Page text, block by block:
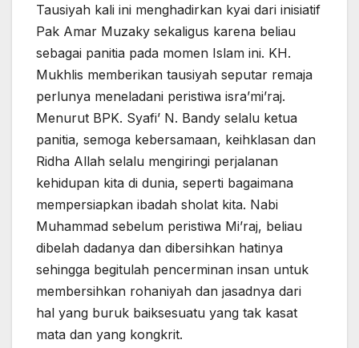
Tausiyah kali ini menghadirkan kyai dari inisiatif
Pak Amar Muzaky sekaligus karena beliau
sebagai panitia pada momen Islam ini. KH.
Mukhlis memberikan tausiyah seputar remaja
perlunya meneladani peristiwa isra’mi’raj.
Menurut BPK. Syafi’ N. Bandy selalu ketua
panitia, semoga kebersamaan, keihklasan dan
Ridha Allah selalu mengiringi perjalanan
kehidupan kita di dunia, seperti bagaimana
mempersiapkan ibadah sholat kita. Nabi
Muhammad sebelum peristiwa Mi’raj, beliau
dibelah dadanya dan dibersihkan hatinya
sehingga begitulah pencerminan insan untuk
membersihkan rohaniyah dan jasadnya dari
hal yang buruk baiksesuatu yang tak kasat
mata dan yang kongkrit.